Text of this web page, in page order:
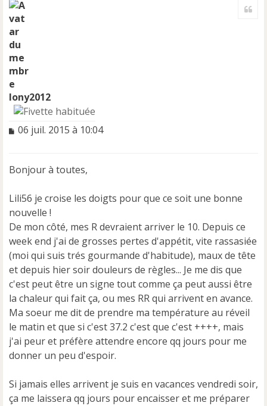
lony2012
M
a
e
n
o
n
l
u
06 juil. 2015 à 10:04
Bonjour à toutes,
Lili56 je croise les doigts pour que ce soit une bonne
nouvelle !
De mon côté, mes R devraient arriver le 10. Depuis ce
week end j'ai de grosses pertes d'appétit, vite rassasiée
(moi qui suis trés gourmande d'habitude), maux de tête
et depuis hier soir douleurs de règles... Je me dis que
c'est peut être un signe tout comme ça peut aussi être
la chaleur qui fait ça, ou mes RR qui arrivent en avance.
Ma soeur me dit de prendre ma température au réveil
le matin et que si c'est 37.2 c'est que c'est ++++, mais
j'ai peur et préfère attendre encore qq jours pour me
donner un peu d'espoir.
Si jamais elles arrivent je suis en vacances vendredi soir,
ça me laissera qq jours pour encaisser et me préparer